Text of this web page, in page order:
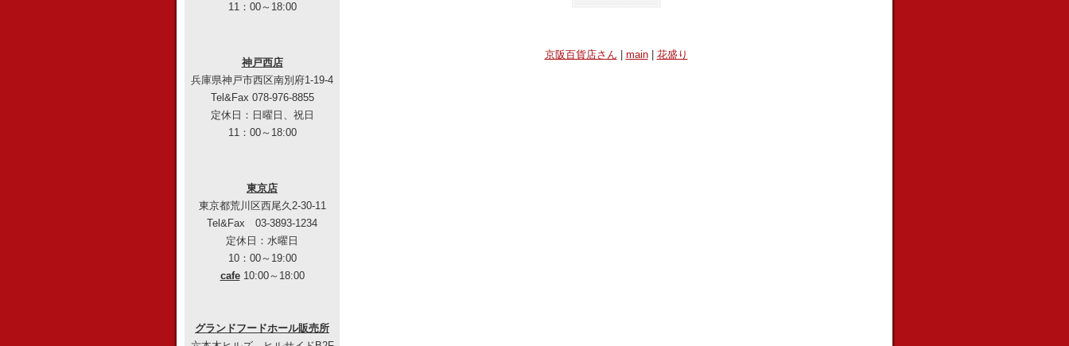
京阪百貨店さん main| 花盛り
11：00～18:00
神戸西店
兵庫県神戸市西区南別府1-19-4
Tel&Fax 078-976-8855
定休日：日曜日、祝日
11：00～18:00
東京店
東京都荒川区西尾久2-30-11
Tel&Fax 03-3893-1234
定休日：水曜日
10：00～19:00
cafe10:00～18:00
グランドフードホール販売所